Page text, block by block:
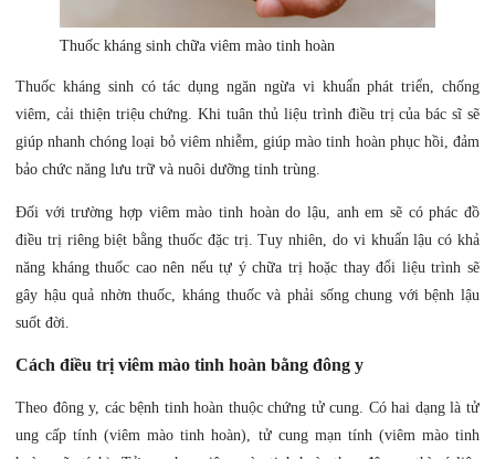
Thuốc kháng sinh chữa viêm mào tinh hoàn
Thuốc kháng sinh có tác dụng ngăn ngừa vi khuẩn phát triển, chống
viêm, cải thiện triệu chứng. Khi tuân thủ liệu trình điều trị của bác sĩ sẽ
giúp nhanh chóng loại bỏ viêm nhiễm, giúp mào tinh hoàn phục hồi, đảm
bảo chức năng lưu trữ và nuôi dưỡng tinh trùng.
Đối với trường hợp viêm mào tinh hoàn do lậu, anh em sẽ có phác đồ
điều trị riêng biệt bằng thuốc đặc trị. Tuy nhiên, do vi khuẩn lậu có khả
năng kháng thuốc cao nên nếu tự ý chữa trị hoặc thay đổi liệu trình sẽ
gây hậu quả nhờn thuốc, kháng thuốc và phải sống chung với bệnh lậu
suốt đời.
Cách điều trị viêm mào tinh hoàn bằng đông y
Theo đông y, các bệnh tinh hoàn thuộc chứng tử cung. Có hai dạng là tử
ung cấp tính (viêm mào tinh hoàn), tử cung mạn tính (viêm mào tinh